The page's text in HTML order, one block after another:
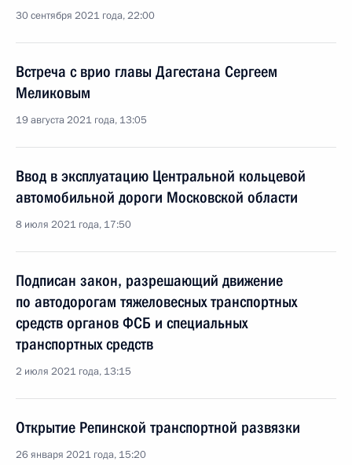
30 сентября 2021 года, 22:00
Встреча с врио главы Дагестана Сергеем
Меликовым
19 августа 2021 года, 13:05
Ввод в эксплуатацию Центральной кольцевой
автомобильной дороги Московской области
8 июля 2021 года, 17:50
Подписан закон, разрешающий движение
по автодорогам тяжеловесных транспортных
средств органов ФСБ и специальных
транспортных средств
2 июля 2021 года, 13:15
Открытие Репинской транспортной развязки
26 января 2021 года, 15:20